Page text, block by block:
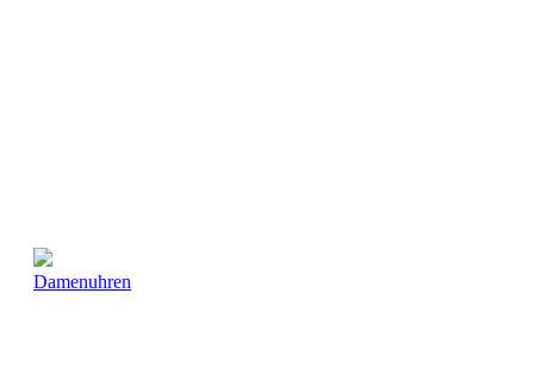
Damenuhren